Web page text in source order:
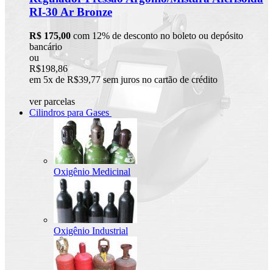
RI-30 Ar Bronze
R$ 175,00 com 12% de desconto no boleto ou depósito
bancário
ou
R$198,86
em 5x de R$39,77 sem juros no cartão de crédito
ver parcelas
Cilindros para Gases
Oxigênio Medicinal
Oxigênio Industrial